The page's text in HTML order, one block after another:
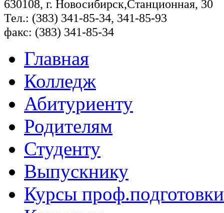
630108, г. Новосибирск,Станционная, 30
Тел.: (383) 341-85-34, 341-85-93
факс: (383) 341-85-34
Главная
Колледж
Абитуриенту
Родителям
Студенту
Выпускнику
Курсы проф.подготовки